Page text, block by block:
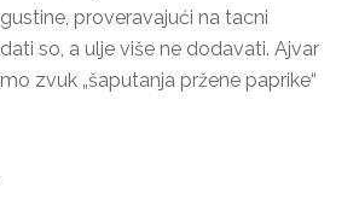
proveravajući na tacni
so, a ulje više ne dodavati. Ajvar
zvuk „šaputanja pržene paprike“